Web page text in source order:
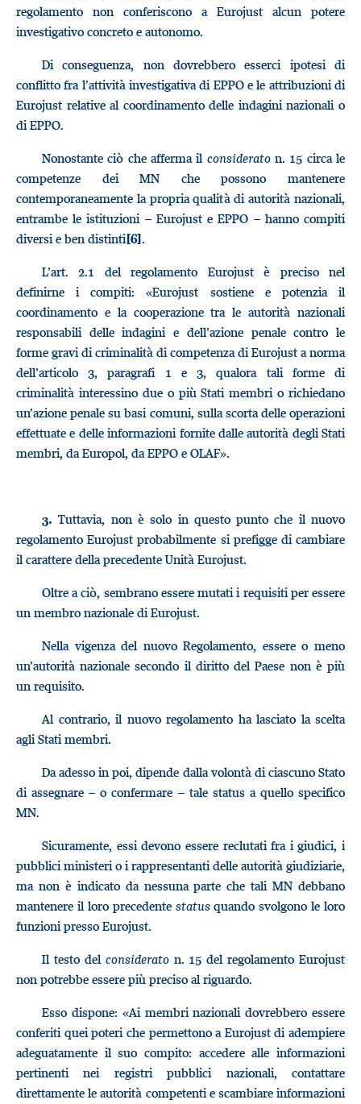
regolamento non conferiscono a Eurojust alcun potere
investigativo concreto e autonomo.
Di conseguenza, non dovrebbero esserci ipotesi di
conflitto fra l’attività investigativa di EPPO e le attribuzioni di
Eurojust relative al coordinamento delle indagini nazionali o
di EPPO.
Nonostante ciò che afferma il consideraton. 15 circa le
competenze dei MN che possono mantenere
contemporaneamente la propria qualità di autorità nazionali,
entrambe le istituzioni – Eurojust e EPPO – hanno compiti
diversi e ben distinti[6].
L’art. 2.1 del regolamento Eurojust è preciso nel
definirne i compiti: «Eurojust sostiene e potenzia il
coordinamento e la cooperazione tra le autorità nazionali
responsabili delle indagini e dell’azione penale contro le
forme gravi di criminalità di competenza di Eurojust a norma
dell’articolo 3, paragrafi 1 e 3, qualora tali forme di
criminalità interessino due o più Stati membri o richiedano
un’azione penale su basi comuni, sulla scorta delle operazioni
effettuate e delle informazioni fornite dalle autorità degli Stati
membri, da Europol, da EPPO e OLAF».
3. Tuttavia, non è solo in questo punto che il nuovo
regolamento Eurojust probabilmente si prefigge di cambiare
il carattere della precedente Unità Eurojust.
Oltre a ciò, sembrano essere mutati i requisiti per essere
un membro nazionale di Eurojust.
Nella vigenza del nuovo Regolamento, essere o meno
un’autorità nazionale secondo il diritto del Paese non è più
un requisito.
Al contrario, il nuovo regolamento ha lasciato la scelta
agli Stati membri.
Da adesso in poi, dipende dalla volontà di ciascuno Stato
di assegnare – o confermare – tale status a quello specifico
MN.
Sicuramente, essi devono essere reclutati fra i giudici, i
pubblici ministeri o i rappresentanti delle autorità giudiziarie,
ma non è indicato da nessuna parte che tali MN debbano
mantenere il loro precedentestatusquando svolgono le loro
funzioni presso Eurojust.
Il testo delconsiderato n. 15 del regolamento Eurojust
non potrebbe essere più preciso al riguardo.
Esso dispone: «Ai membri nazionali dovrebbero essere
conferiti quei poteri che permettono a Eurojust di adempiere
adeguatamente il suo compito: accedere alle informazioni
pertinenti nei registri pubblici nazionali, contattare
direttamente le autorità competenti e scambiare informazioni